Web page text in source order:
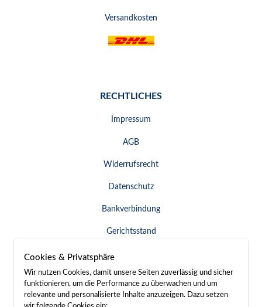
Versandkosten
RECHTLICHES
Impressum
AGB
Widerrufsrecht
Datenschutz
Bankverbindung
Gerichtsstand
Widerruf erklären
SERVICE & KONTAKT
Cookies & Privatsphäre
Wir nutzen Cookies, damit unsere Seiten zuverlässig und sicher
funktionieren, um die Performance zu überwachen und um
relevante und personalisierte Inhalte anzuzeigen. Dazu setzen